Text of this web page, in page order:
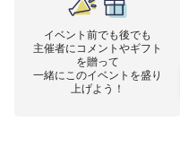
イベント前でも後でも
主催者にコメントやギフト
を贈って
一緒にこのイベントを盛り
上げよう！